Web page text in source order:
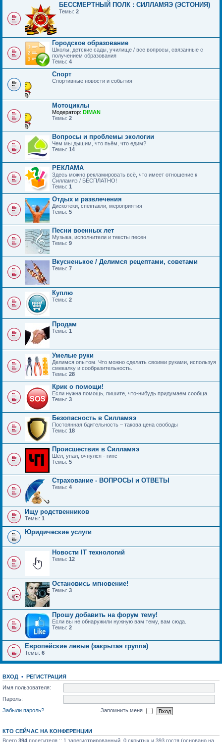
БЕССМЕРТНЫЙ ПОЛК : СИЛЛАМЯЭ (ЭСТОНИЯ)
Темы: 2
Городское образование
Школы, детские сады, училище / все вопросы, связанные с
получением образования
Темы: 4
Спорт
Спортивные новости и события
Мотоциклы
Модератор: DIMAN
Темы: 2
Вопросы и проблемы экологии
Чем мы дышим, что пьём, что едим?
Темы: 14
РЕКЛАМА
Здесь можно рекламировать всё, что имеет отношение к
Силламяэ / БЕСПЛАТНО!
Темы: 1
Отдых и развлечения
Дискотеки, спектакли, мероприятия
Темы: 5
Песни военных лет
Музыка, исполнители и тексты песен
Темы: 9
Вкусненькое / Делимся рецептами, советами
Темы: 7
Куплю
Темы: 2
Продам
Темы: 1
Умелые руки
Делимся опытом. Что можно сделать своими руками, используя
смекалку и сообразительность.
Темы: 28
Крик о помощи!
Если нужна помощь, пишите, что-нибудь придумаем сообща.
Темы: 3
Безопасность в Силламяэ
Постоянная бдительность – такова цена свободы
Темы: 18
Происшествия в Силламяэ
Шёл, упал, очнулся - гипс
Темы: 5
Страхование - ВОПРОСЫ и ОТВЕТЫ
Темы: 4
Ищу родственников
Темы: 1
Юридические услуги
Новости IT технологий
Темы: 12
Остановись мгновение!
Темы: 3
Прошу добавить на форум тему!
Если вы не обнаружили нужную вам тему, вам сюда.
Темы: 2
Европейские левые (закрытая группа)
Темы: 6
ВХОД • РЕГИСТРАЦИЯ
Имя пользователя:
Пароль:
Забыли пароль?
Запомнить меня
КТО СЕЙЧАС НА КОНФЕРЕНЦИИ
Всего 394 посетителя :: 1 зарегистрированный, 0 скрытых и 393 гостя (основано на